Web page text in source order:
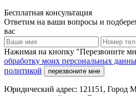
Бесплатная консультация
Ответим на ваши вопросы и
вас
Нажимая на кнопку "Перезвоните
обработку моих персональных
политикой
перезвоните мне
Юридический адрес: 121151, Город